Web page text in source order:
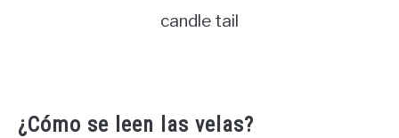
¿Cómo se leen las velas?